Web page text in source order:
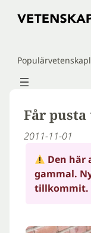
Hoppa
Får
2011-11-01
Den här
gammal.
tillkommit.